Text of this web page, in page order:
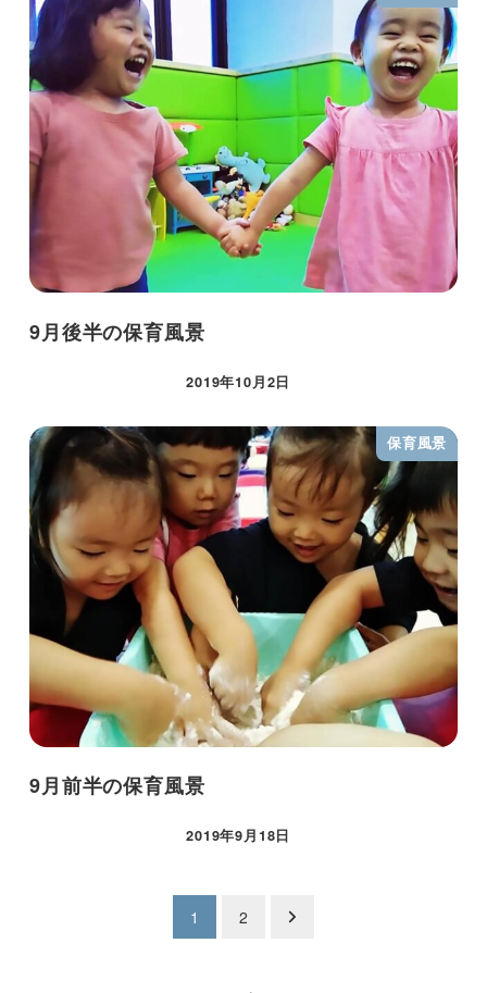
9月後半の保育風景
2019年10月2日
保育風景
9月前半の保育風景
2019年9月18日
1 2